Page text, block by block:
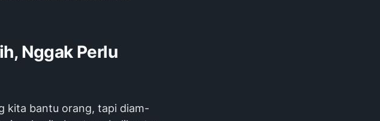
Nggak Perlu
kita bantu orang, tapi diam-